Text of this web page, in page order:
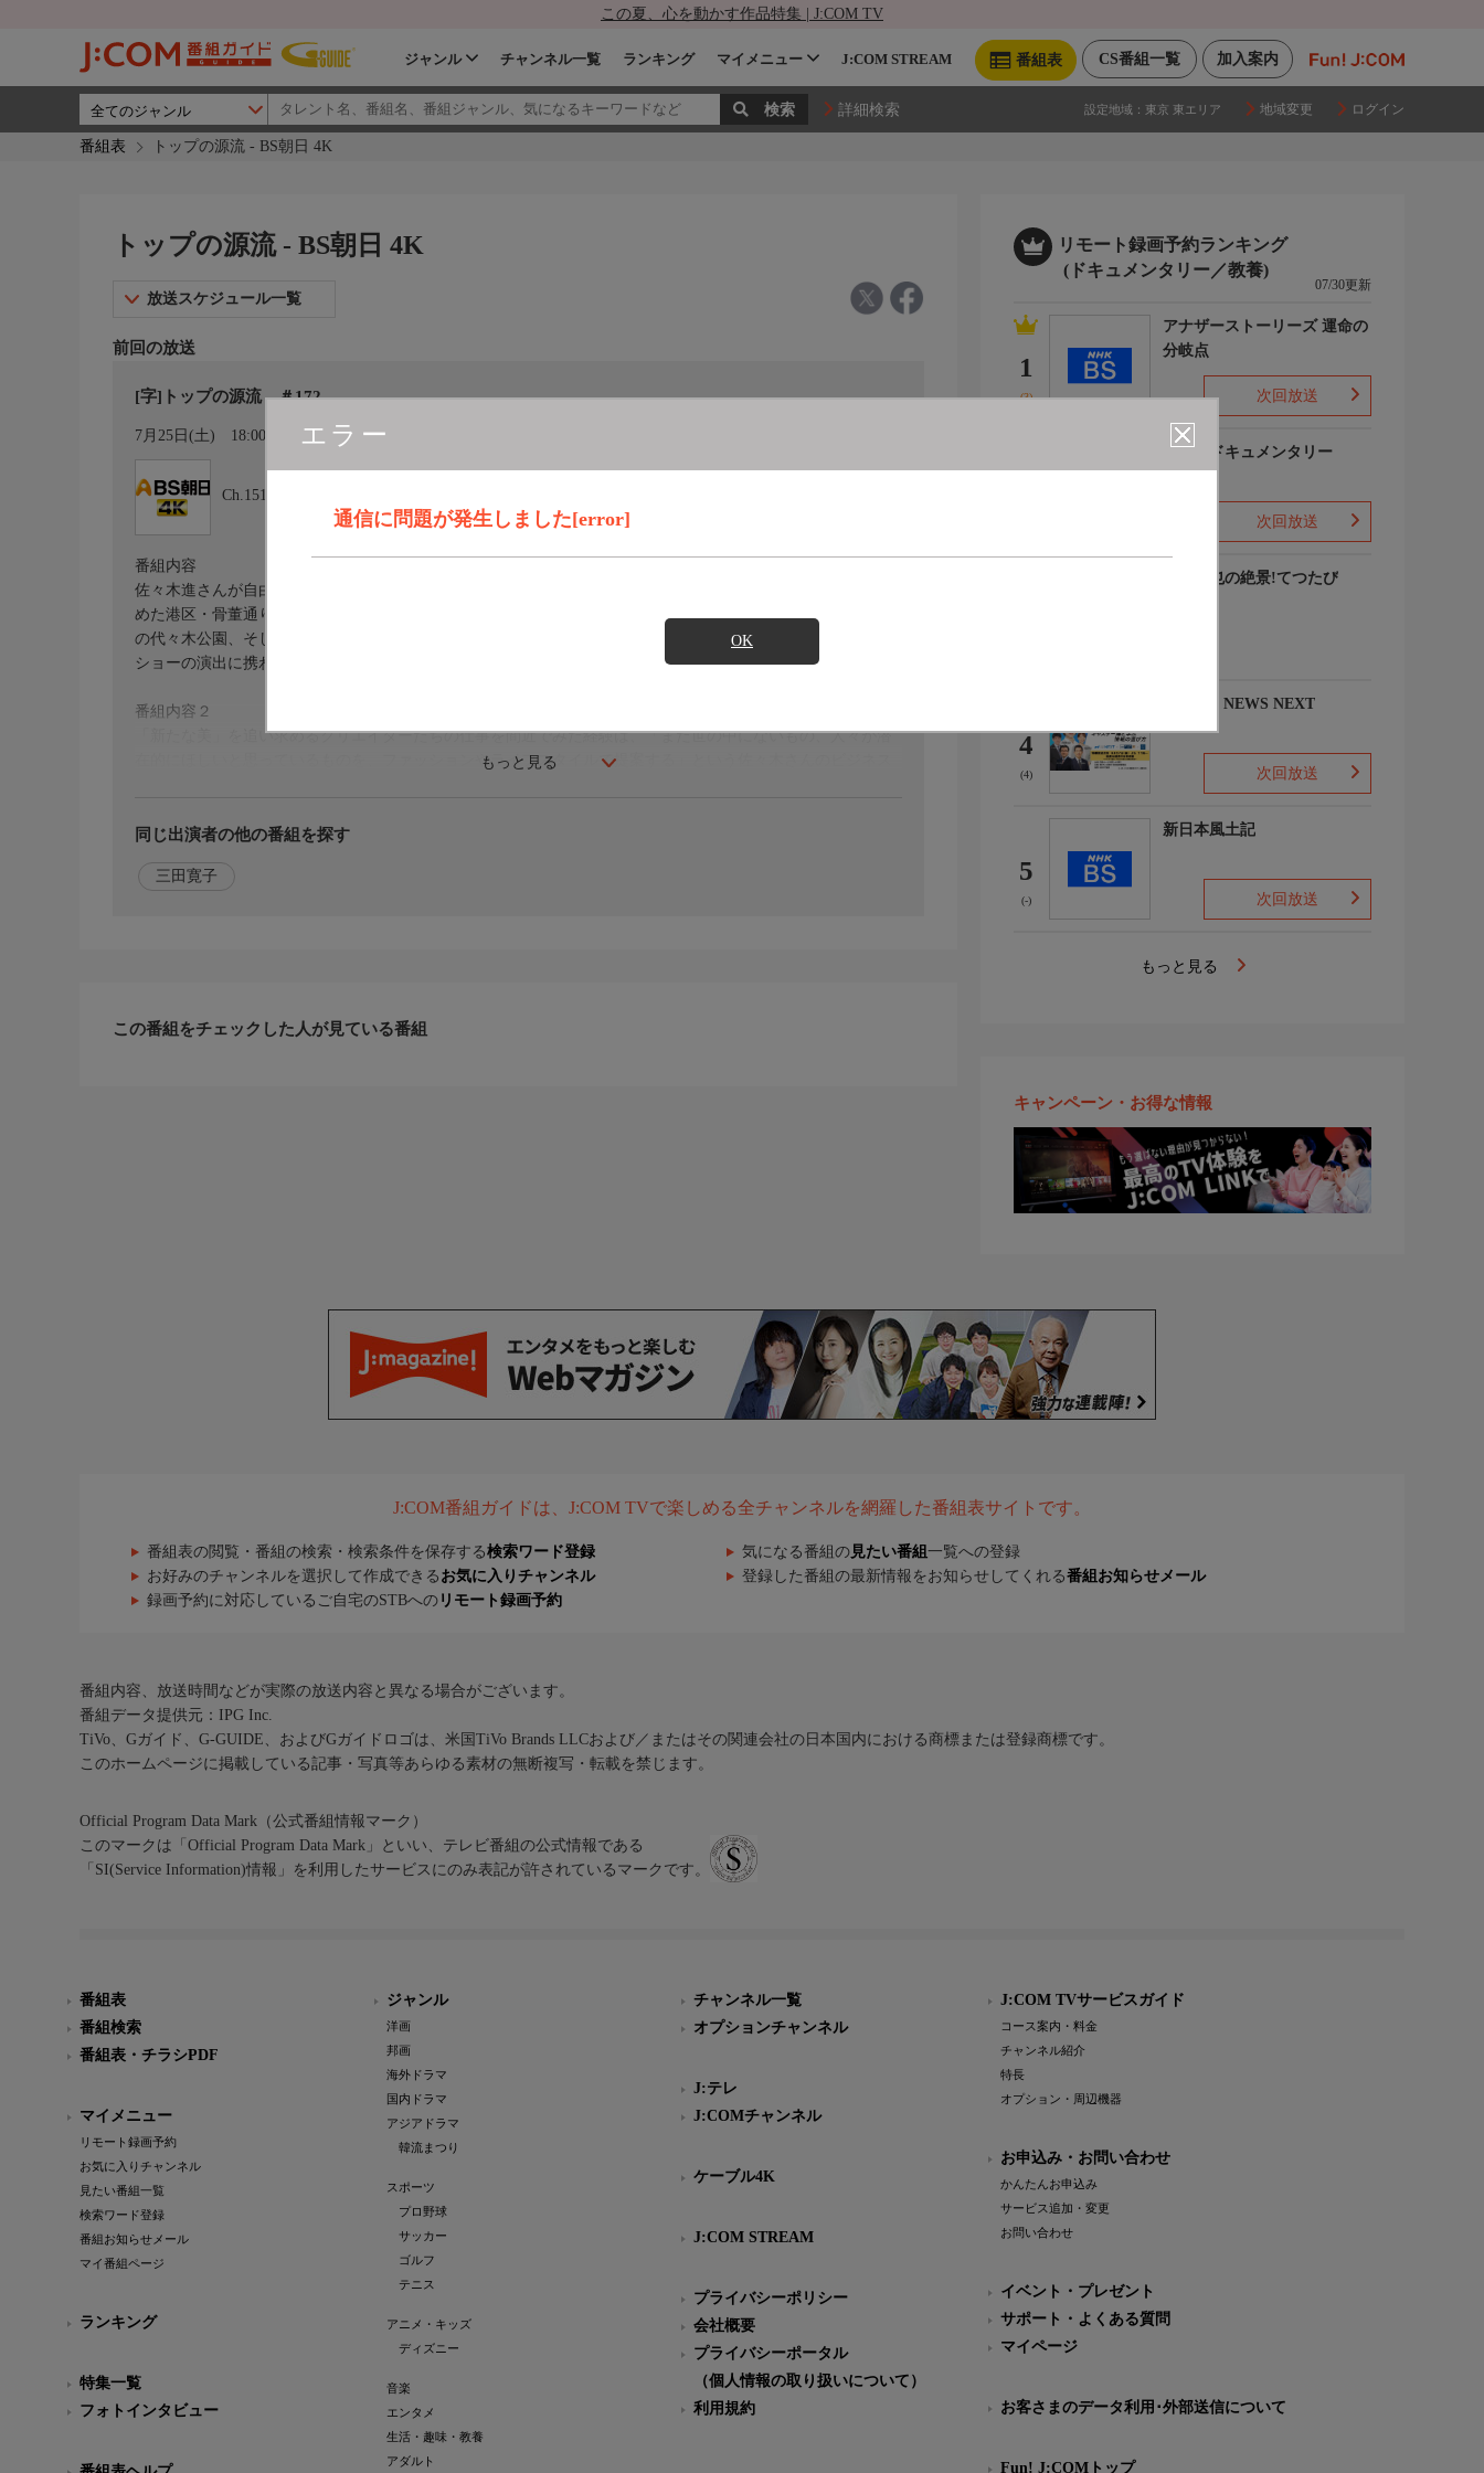
この夏、心を動かす作品特集 | J:COM TV
加入案内
CS番組一覧
番組表
ジャンル チャンネル一覧 ランキング マイメニュー J:COM STREAM
詳細検索 設定地域： 東京 東エリア 地域変更 ログイン
番組表 トップの源流 - BS朝日 4K
エラー
通信に問題が発生しました[error]
OK
トップの源流 - BS朝日 4K
放送スケジュール一覧
前回の放送
[字]トップの源流 ＃172
7月25日(土) 18:00〜18:30 カレンダー登録
Ch.151
もっと見る
番組内容
佐々木進さんが自由な校風の中で感性を育んだ東京・神田駿河台の文化学院、音楽や歌手の衣装への関心を強
めた港区・骨董通りのレコード店の跡、イベント制作会社時代にファッションショーの現場を経験した渋谷区
の代々木公園、そして父が創業したジュンの旧本社があった品川区を訪ねます。20代で著名デザイナーたちの
ショーの演出に携わりました。「カウンターカルチャー」と呼ばれる、既成概念にとらわれない発想や、
番組内容２
「新たな美」を追い求めるクリエイターたちの仕事を間近でみた経験は、「まだ世の中にないもの、人々が潜
在的にほしいと思っているものを、ファッションやライフスタイルで提案する」という佐々木さんのビジネス
佐々木進（株式会社ジュン 代表取締役社長）、三田寛子
番組概要
同じ出演者の他の番組を探す
三田寛子
この番組をチェックした人が見ている番組
リモート録画予約ランキング
(ドキュメンタリー／教養)
07/30更新
1
(3)
アナザーストーリーズ 運命の
分岐点
次回放送
世界のドキュメンタリー
次回放送
中井精也の絶景!てつたび
4
(4)
NIKKEI NEWS NEXT
次回放送
5
(-)
新日本風土記
次回放送
もっと見る
キャンペーン・お得な情報
J:COM番組ガイドは、J:COM TVで楽しめる全チャンネルを網羅した番組表サイトです。
番組表の閲覧・番組の検索・検索条件を保存する検索ワード登録 気になる番組の 見たい番組 一覧への登録
お好みのチャンネルを選択して作成できる お気に入りチャンネル 登録した番組の最新情報をお知らせしてくれる番組お知らせメール
録画予約に対応しているご自宅のSTBへの リモート録画予約
番組内容、放送時間などが実際の放送内容と異なる場合がございます。
番組データ提供元：IPG Inc.
TiVo、Gガイド、G-GUIDE、およびGガイドロゴは、米国TiVo Brands LLCおよび／またはその関連会社の日本国内における商標または登録商標です。
このホームページに掲載している記事・写真等あらゆる素材の無断複写・転載を禁じます。
Official Program Data Mark（公式番組情報マーク）
このマークは「Official Program Data Mark」といい、テレビ番組の公式情報である
「SI(Service Information)情報」を利用したサービスにのみ表記が許されているマークです。
番組表
番組検索
番組表・チラシPDF
マイメニュー
リモート録画予約
お気に入りチャンネル
見たい番組一覧
検索ワード登録
番組お知らせメール
マイ番組ページ
ランキング
特集一覧
フォトインタビュー
ジャンル
洋画
邦画
海外ドラマ
国内ドラマ
アジアドラマ
韓流まつり
スポーツ
プロ野球
サッカー
ゴルフ
テニス
アニメ・キッズ
ディズニー
音楽
エンタメ
生活・趣味・教養
アダルト
チャンネル一覧
オプションチャンネル
J:テレ
J:COMチャンネル
ケーブル4K
J:COM STREAM
プライバシーポリシー
会社概要
プライバシーポータル
（個人情報の取り扱いについて）
利用規約
J:COM TVサービスガイド
コース案内・料金
チャンネル紹介
特長
オプション・周辺機器
お申込み・お問い合わせ
かんたんお申込み
サービス追加・変更
お問い合わせ
イベント・プレゼント
サポート・よくある質問
マイページ
お客さまのデータ利用･外部送信について
Fun! J:COMトップ